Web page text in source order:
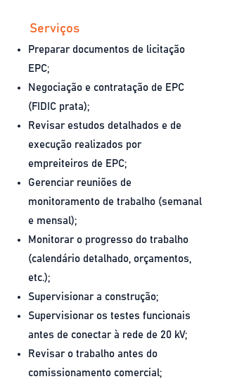
Serviços
Preparar documentos de licitação
EPC;
Negociação e contratação de EPC
(FIDIC prata);
Revisar estudos detalhados e de
execução realizados por
empreiteiros de EPC;
Gerenciar reuniões de
monitoramento de trabalho (semanal
e mensal);
Monitorar o progresso do trabalho
(calendário detalhado, orçamentos,
etc.);
Supervisionar a construção;
Supervisionar os testes funcionais
antes de conectar à rede de 20 kV;
Revisar o trabalho antes do
comissionamento comercial;